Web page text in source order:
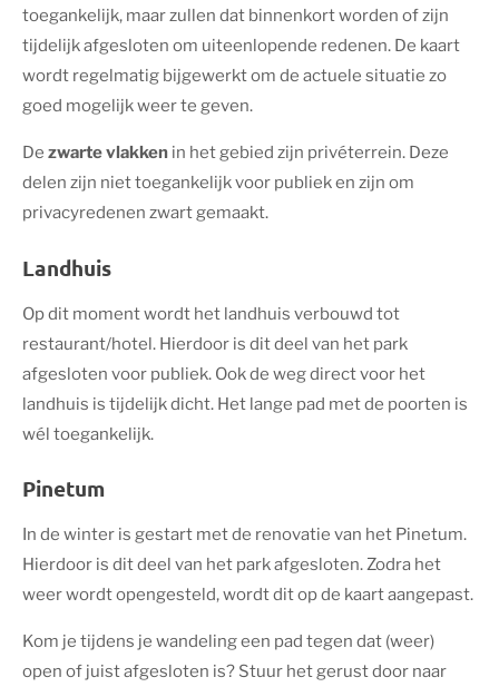
toegankelijk, maar zullen dat binnenkort worden of zijn
tijdelijk afgesloten om uiteenlopende redenen. De kaart
wordt regelmatig bijgewerkt om de actuele situatie zo
goed mogelijk weer te geven.
De zwarte vlakken in het gebied zijn privéterrein. Deze
delen zijn niet toegankelijk voor publiek en zijn om
privacyredenen zwart gemaakt.
Landhuis
Op dit moment wordt het landhuis verbouwd tot
restaurant/hotel. Hierdoor is dit deel van het park
afgesloten voor publiek. Ook de weg direct voor het
landhuis is tijdelijk dicht. Het lange pad met de poorten is
wél toegankelijk.
Pinetum
In de winter is gestart met de renovatie van het Pinetum.
Hierdoor is dit deel van het park afgesloten. Zodra het
weer wordt opengesteld, wordt dit op de kaart aangepast.
Kom je tijdens je wandeling een pad tegen dat (weer)
open of juist afgesloten is? Stuur het gerust door naar